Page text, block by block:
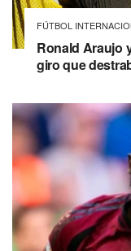
FÚTBOL
Ronald Araujo
giro que